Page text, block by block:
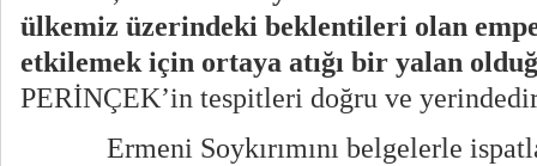
ülkemiz üzerindeki beklentileri olan
etkilemek için ortaya atığı bir yalan
PERİNÇEK’in tespitleri doğru ve
Ermeni Soykırımını belgelerle